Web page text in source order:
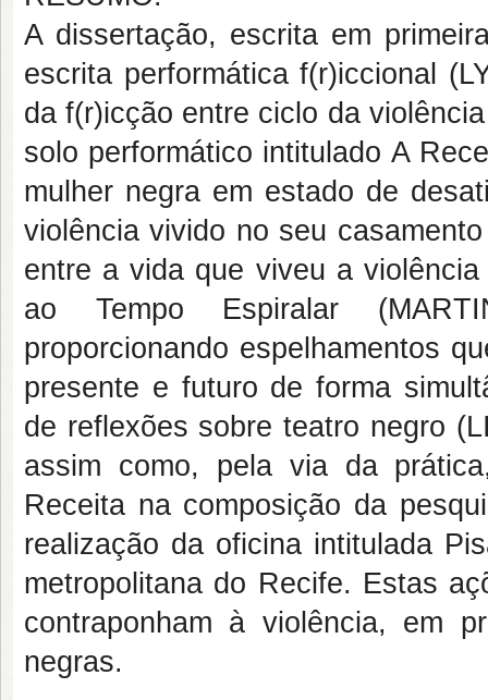
A dissertação, escrita em
escrita performática f(r)iccional
da f(r)icção entre ciclo da
solo performático intitulado A
mulher negra em estado de
violência vivido no seu
entre a vida que viveu a
ao Tempo Espiralar
proporcionando espelhamentos
presente e futuro de forma
de reflexões sobre teatro negro
assim como, pela via da
Receita na composição da
realização da oficina intitulada
metropolitana do Recife. Estas
contraponham à violência, em
negras.